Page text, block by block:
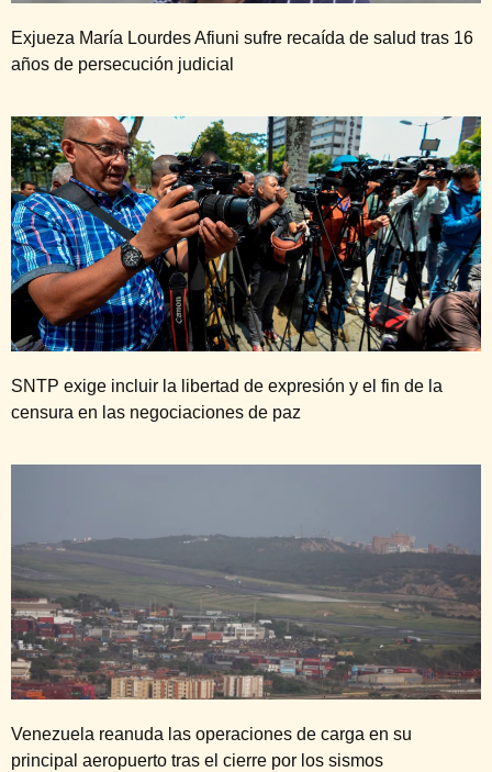
Exjueza María Lourdes Afiuni sufre recaída de salud tras 16
años de persecución judicial
SNTP exige incluir la libertad de expresión y el fin de la
censura en las negociaciones de paz
Venezuela reanuda las operaciones de carga en su
principal aeropuerto tras el cierre por los sismos